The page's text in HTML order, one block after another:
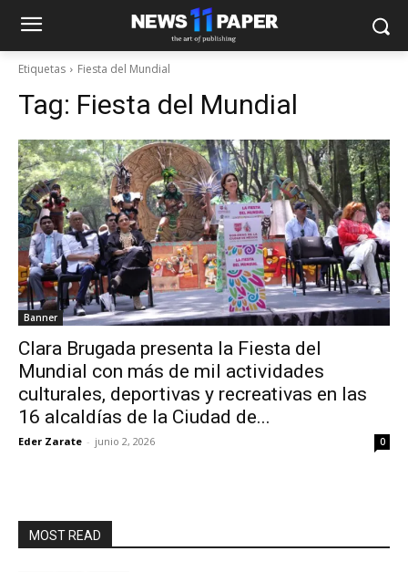
Etiquetas Fiesta del Mundial
Tag: Fiesta del Mundial
Banner
Clara Brugada presenta la Fiesta del
Mundial con más de mil actividades
culturales, deportivas y recreativas en las
16 alcaldías de la Ciudad de...
Eder Zarate - junio 2, 2026 0
MOST READ